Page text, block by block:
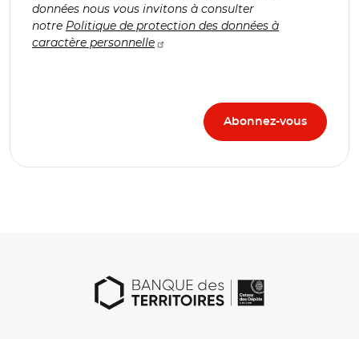
données nous vous invitons à consulter
notre Politique de protection des données à
caractère personnelle